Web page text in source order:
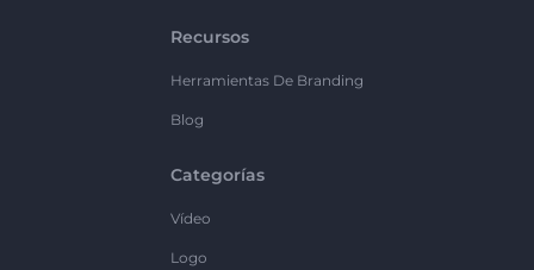
Recursos
Herramientas De Branding
Blog
Categorías
Vídeo
Logo